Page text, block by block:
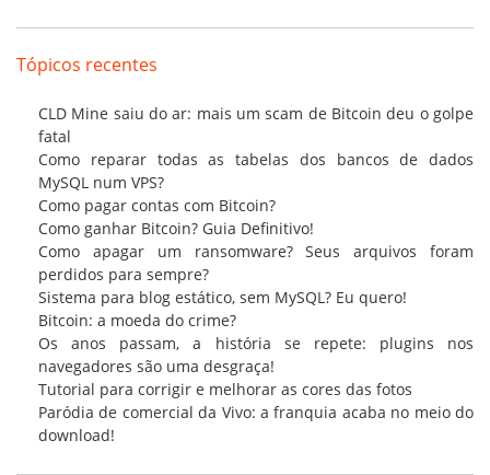
Tópicos recentes
CLD Mine saiu do ar: mais um scam de Bitcoin deu o golpe
fatal
Como reparar todas as tabelas dos bancos de dados
MySQL num VPS?
Como pagar contas com Bitcoin?
Como ganhar Bitcoin? Guia Definitivo!
Como apagar um ransomware? Seus arquivos foram
perdidos para sempre?
Sistema para blog estático, sem MySQL? Eu quero!
Bitcoin: a moeda do crime?
Os anos passam, a história se repete: plugins nos
navegadores são uma desgraça!
Tutorial para corrigir e melhorar as cores das fotos
Paródia de comercial da Vivo: a franquia acaba no meio do
download!